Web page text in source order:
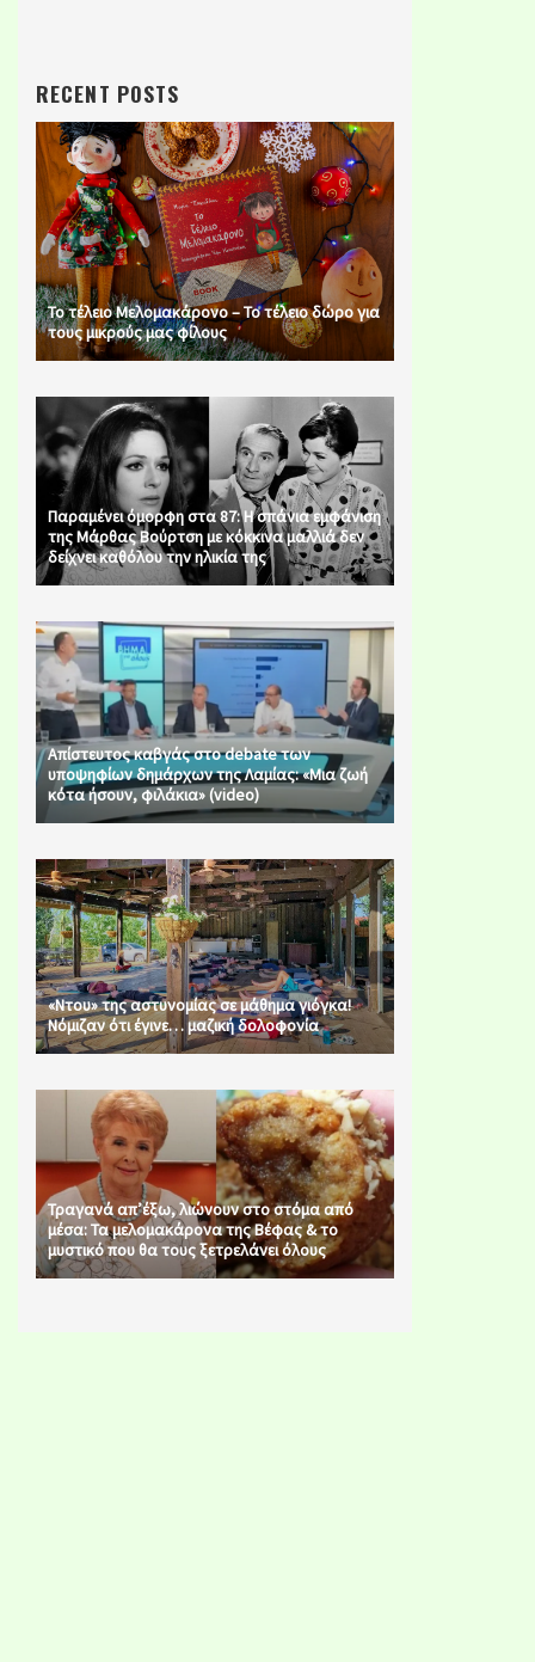
RECENT POSTS
Το τέλειο Μελομακάρονο – Το τέλειο δώρο για
τους μικρούς μας φίλους
Παραμένει όμορφη στα 87: Η σπάνια εμφάνιση
της Μάρθας Βούρτση με κόκκινα μαλλιά δεν
δείχνει καθόλου την ηλικία της
Απίστευτος καβγάς στο debate των
υποψηφίων δημάρχων της Λαμίας: «Μια ζωή
κότα ήσουν, φιλάκια» (video)
«Ντου» της αστυνομίας σε μάθημα γιόγκα!
Νόμιζαν ότι έγινε… μαζική δολοφονία
Τραγανά απ’έξω, λιώνουν στο στόμα από
μέσα: Τα μελομακάρονα της Βέφας & το
μυστικό που θα τους ξετρελάνει όλους